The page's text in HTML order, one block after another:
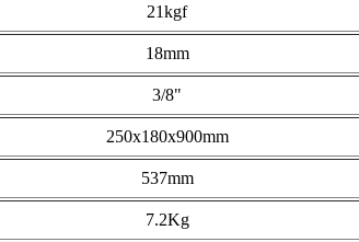
21kgf
18mm
"3/8
250x180x900mm
537mm
7.2Kg